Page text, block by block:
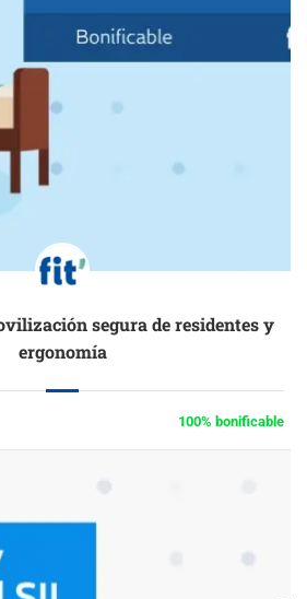
segura de residentes y
ergonomía
100% bonificable